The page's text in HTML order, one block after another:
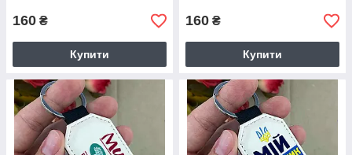
160 ₴
Купити
160 ₴
Купити